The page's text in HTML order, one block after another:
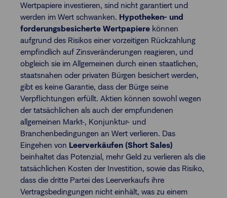
Wertpapiere investieren, sind nicht garantiert und
werden im Wert schwanken. Hypotheken- und
forderungsbesicherte Wertpapiere können
aufgrund des Risikos einer vorzeitigen Rückzahlung
empfindlich auf Zinsveränderungen reagieren, und
obgleich sie im Allgemeinen durch einen staatlichen,
staatsnahen oder privaten Bürgen besichert werden,
gibt es keine Garantie, dass der Bürge seine
Verpflichtungen erfüllt. Aktien können sowohl wegen
der tatsächlichen als auch der empfundenen
allgemeinen Markt-, Konjunktur- und
Branchenbedingungen an Wert verlieren. Das
Eingehen von Leerverkäufen (Short Sales)
beinhaltet das Potenzial, mehr Geld zu verlieren als die
tatsächlichen Kosten der Investition, sowie das Risiko,
dass die dritte Partei des Leerverkaufs ihre
Vertragsbedingungen nicht einhält, was zu einem